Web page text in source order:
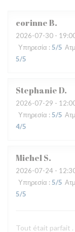
corinneB
2026-07-30 -
Υπηρεσία : 5/5
5/5
StephanieD
2026-07-29 -
Υπηρεσία : 5/5
4/5
MichelS
2026-07-24 -
Υπηρεσία : 5/5
5/5
Tout était parfait .